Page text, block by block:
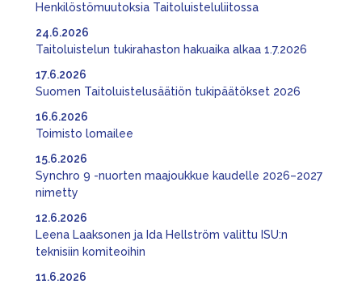
Henkilöstömuutoksia Taitoluisteluliitossa
Taitoluistelun tukirahaston hakuaika alkaa 1.7.2026
24.6.2026
Suomen Taitoluistelusäätiön tukipäätökset 2026
17.6.2026
Toimisto lomailee
16.6.2026
Synchro 9 -nuorten maajoukkue kaudelle 2026–2027
nimetty
15.6.2026
Leena Laaksonen ja Ida Hellström valittu ISU:n
teknisiin komiteoihin
12.6.2026
11.6.2026